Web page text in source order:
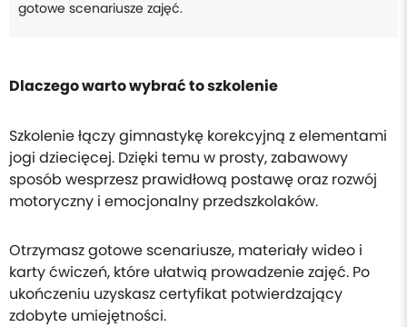
gotowe scenariusze zajęć.
Dlaczego warto wybrać to szkolenie
Szkolenie łączy gimnastykę korekcyjną z elementami
jogi dziecięcej. Dzięki temu w prosty, zabawowy
sposób wesprzesz prawidłową postawę oraz rozwój
motoryczny i emocjonalny przedszkolaków.
Otrzymasz gotowe scenariusze, materiały wideo i
karty ćwiczeń, które ułatwią prowadzenie zajęć. Po
ukończeniu uzyskasz certyfikat potwierdzający
zdobyte umiejętności.